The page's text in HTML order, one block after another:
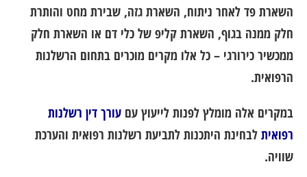
השארת פד לאחר ניתוח, השארת גזה, שבירת מחט והותרת
חלק ממנה בגוף, השארת קליפ של כלי דם או השארת חלק
ממכשיר כירורגי – כל אלו מקרים מוכרים בתחום הרשלנות
הרפואית.
במקרים אלה מומלץ לפנות לייעוץ עם עורך דין רשלנות
רפואיתלבחינת היתכנות לתביעת רשלנות רפואית והערכת
שוויה.